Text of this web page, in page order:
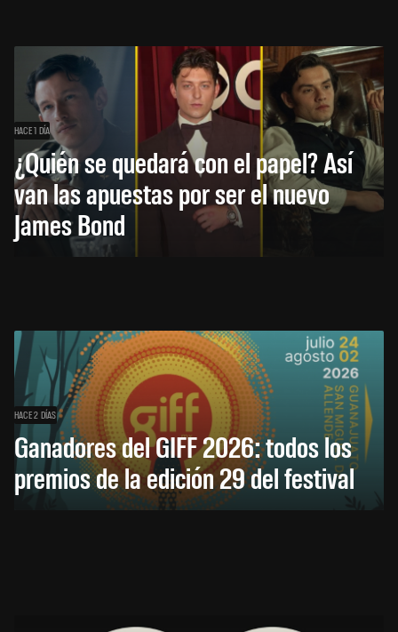
HACE 1 DÍA
¿Quién se quedará con el papel? Así
van las apuestas por ser el nuevo
James Bond
HACE 2 DÍAS
Ganadores del GIFF 2026: todos los
premios de la edición 29 del festival